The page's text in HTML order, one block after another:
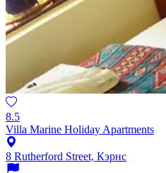
8.5
Villa Marine Holiday Apartments
8 Rutherford Street, Кэрнс